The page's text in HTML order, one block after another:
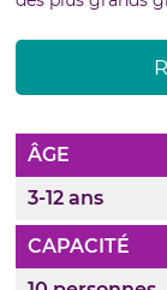
ÂGE
3-12 ans
CAPACITÉ